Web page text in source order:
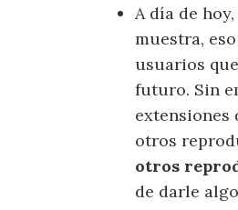
A día de hoy,
muestra,
usuarios
futuro. Sin
extensiones
otros
otros
de darle